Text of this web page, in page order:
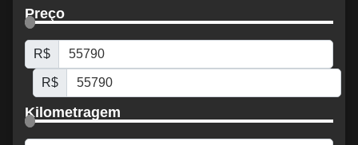
Preço
R$
R$
Kilometragem